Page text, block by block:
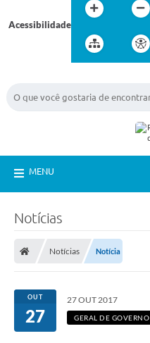
Acessibilidade
MENU
Notícias
Notícias Notícia
OUT
27
27 OUT 2017
GERAL DE GOVERNO